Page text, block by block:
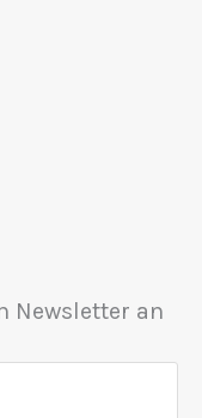
Newsletter an